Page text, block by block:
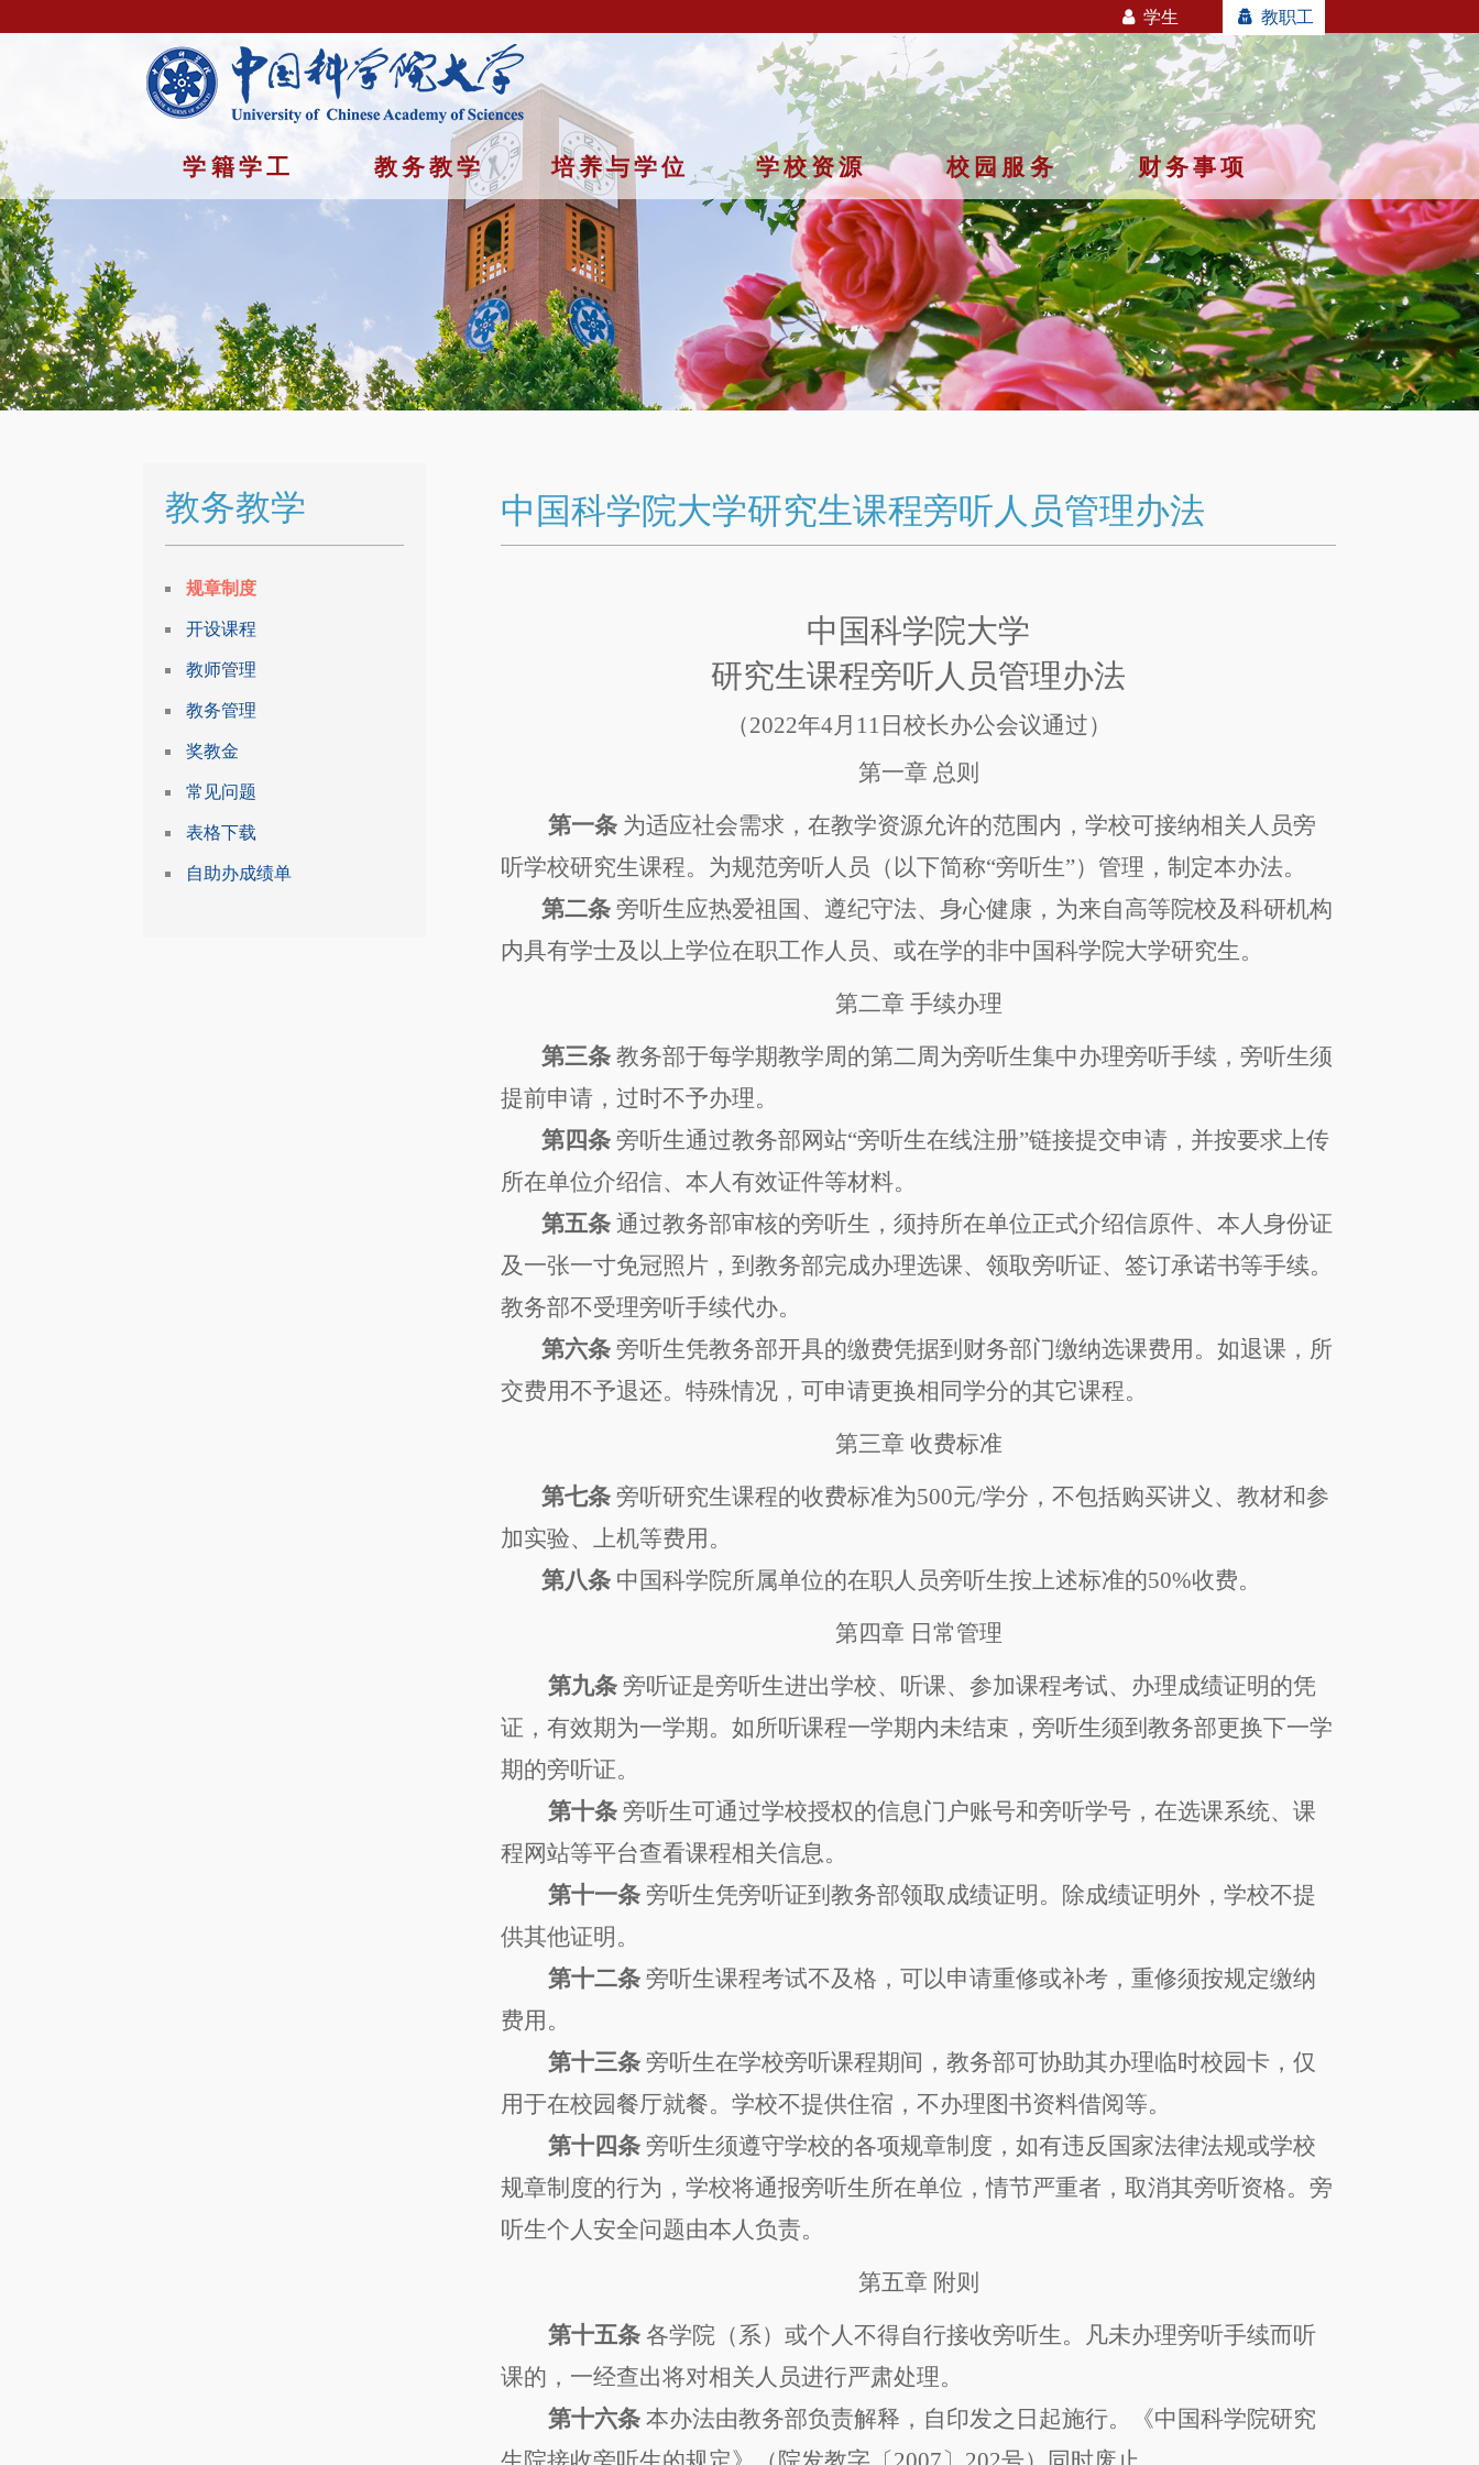
学生 教职工
学籍学工 教务教学 培养与学位 学校资源 校园服务 财务事项
首页/教务教学 /规章制度
中国科学院大学研究生课程旁听人员管理办法
中国科学院大学
研究生课程旁听人员管理办法
（2022年4月 11 日校长办公会议通过）
第一章 总则
第一条 为适应社会需求，在教学资源允许的范围内，学校可接纳相关人员旁
听学校研究生课程。为规范旁听人员（以下简称“旁听生”）管理，制定本办法。
第二条 旁听生应热爱祖国、遵纪守法、身心健康，为来自高等院校及科研机构
内具有学士及以上学位在职工作人员、或在学的非中国科学院大学研究生。
第二章 手续办理
第三条 教务部于每学期教学周的第二周为旁听生集中办理旁听手续，旁听生须
提前申请，过时不予办理。
第 四条 旁听生通过教务部网站“旁听生在线注册”链接提交申请， 并按要求上传
所在单位介绍信、本人有效证件等材料。
第五条 通过教务部审核的旁听生 ，须持所在单位正式介绍信原件、本人身份证
及一张一寸免冠照片，到教务部完成办理选课、领取旁听证、签订承诺书等手续。
教务部不受理旁听手续代办。
第六条 旁听生凭教务部开具的缴费凭据到财务部门缴纳选课费用。如退课，所
交费用不予退还。特殊情况，可申请更换相同学分的其它课程。
第三章 收费标准
第七条 旁听研究生课程的收费标准为500元/学分 ，不包括购买讲义、教材和参
加实验、上机等费用。
第八条 中 国科学院所属单位的在职人员旁听生按上述标准的50%收费。
第四章 日常管理
第九条 旁听证是旁听生进出学校、听课、参加课程考试、办理成绩证明的凭
证，有效期为一学期。如所听课程一学期内未结束，旁听生须到教务部更换下一学
期的旁听证。
第十条 旁听生可通过学校授权的信息门户账号和旁听学号 ，在选课系统、课
程网站等平台查看课程相关信息。
第十一条 旁听生凭旁听证到教务部领取成绩证明。除成绩证明外，学校不提
供其他证明。
第十二条 旁听生课程考试不及格，可以申请重修或补考，重修须按规定缴纳
费用。
第十三条 旁听生在学校旁听课程期间，教务部可协助其办理临时校园卡，仅
用于在校园餐厅就餐。学校不提供住宿 ，不办理 图书资料借阅等。
第十 四条 旁听生须遵守学校的各项规章制度，如有违反国家法律法规或学校
规章制度的行为，学校将通报旁听生所在单位，情节严重者，取消其旁听资格。旁
听生个人安全问题由本人负责。
第五章 附则
第十五条 各学院（系）或个人不得自行接收旁听生。凡未办理旁听手续而听
课的，一经查出将对相关人员进行严肃处理。
第十六条 本办法由教务部负责解释，自印发之日起施行。《中国科学院研究
教务教学
规章制度
开设课程
教师管理
教务管理
奖教金
常见问题
表格下载
自助办成绩单